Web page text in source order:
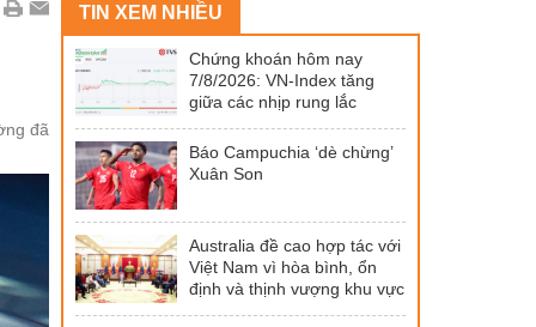
đã
TIN XEM NHIỀU
Chứng khoán hôm nay
7/8/2026: VN-Index tăng
giữa các nhịp rung lắc
Báo Campuchia ‘dè chừng’
Xuân Son
Australia đề cao hợp tác với
Việt Nam vì hòa bình, ổn
định và thịnh vượng khu vực